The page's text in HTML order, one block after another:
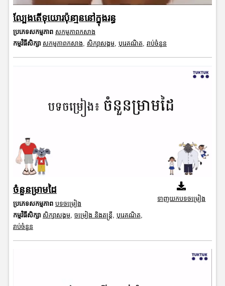
ល្បែងតើទុយោរប៉ុនា្មននៅក្នុងរន្ធ
ប្រភេទសកម្មភាព សកម្មភាពកសាង
កម្មវិធីសិក្សា សកម្មភាពកសាង, សិក្សាសង្គម, បុរេគណិត, រាប់ចំនួន
ចំនួនម្រាមដៃ
ប្រភេទសកម្មភាព បទចម្រៀង
កម្មវិធីសិក្សា សិក្សាសង្គម, ចម្រៀង និងតន្ត្រី, បុរេគណិត,
រាប់ចំនួន
ទាញយកបទចម្រៀង